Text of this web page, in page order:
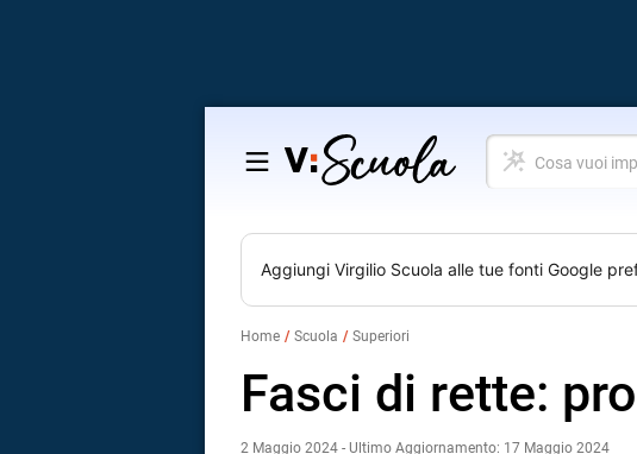
Salta
contenuto
Cosa
vuoi
Aggiungi Virgilio Scuola alle tue fonti Google
Home Scuola Superiori
Fasci di rette:
2 Maggio 2024 - Ultimo Aggiornamento: 17 Maggio 2024